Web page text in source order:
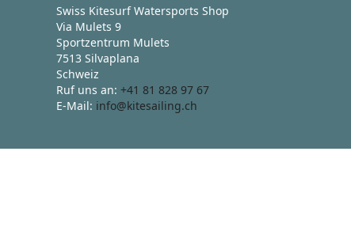
Swiss Kitesurf Watersports Shop
Via Mulets 9
Sportzentrum Mulets
7513 Silvaplana
Schweiz
Ruf uns an: +41 81 828 97 67
E-Mail: info@kitesailing.ch